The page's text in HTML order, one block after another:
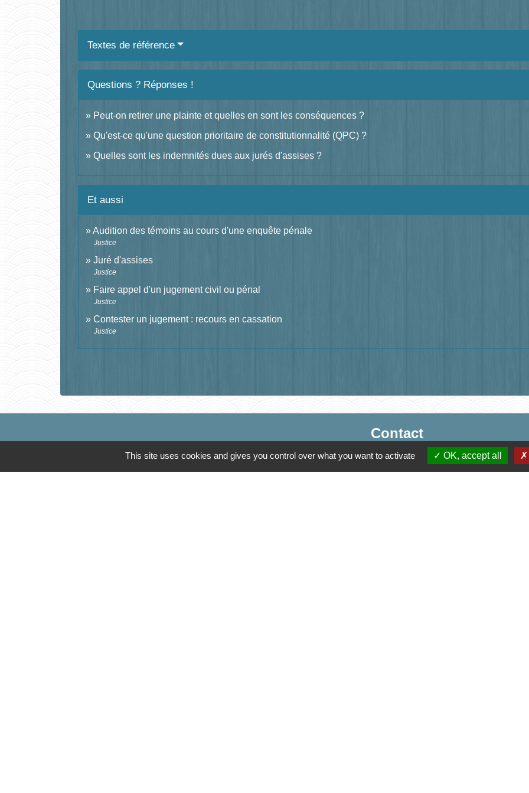
Textes de référence
Questions ? Réponses !
Peut-on retirer une plainte et quelles en sont les conséquences ?
Qu'est-ce qu'une question prioritaire de constitutionnalité (QPC) ?
Quelles sont les indemnités dues aux jurés d'assises ?
Et aussi
Audition des témoins au cours d'une enquête pénale
Justice
Juré d'assises
Justice
Faire appel d'un jugement civil ou pénal
Justice
Contester un jugement : recours en cassation
Justice
Contact
Mairie de Jasney
3, Le Château
This site uses cookies and gives you control over what you want to activate OK, accept all